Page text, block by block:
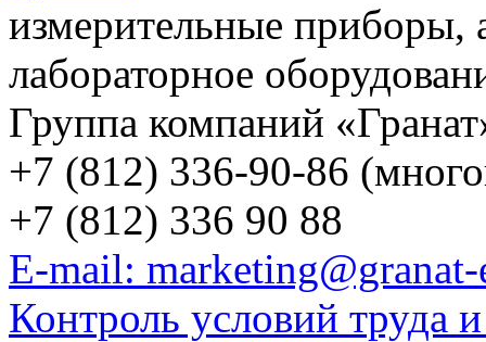
измерительные приборы,
лабораторное
Группа компаний
+7 (812) 336-90-86
+7 (812) 336 90 88
E-mail:
Контроль условий труда